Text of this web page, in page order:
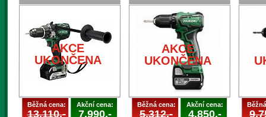
AKCE
UKONČENA
Běžná cena:
13.110,-
Akční cena:
7.990,-
AKCE
UKONČENA
Běžná cena:
5.312,-
Akční cena:
4.850,-